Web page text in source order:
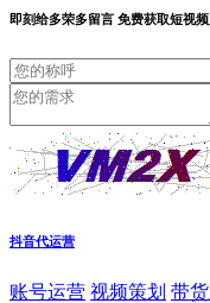
即刻给多荣多留言 免费获取短视
抖音代运营
账号运营 视频策划 带